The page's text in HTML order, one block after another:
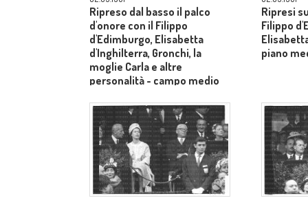
Ripreso dal basso il palco
d'onore con il Filippo
d'Edimburgo, Elisabetta
d'Inghilterra, Gronchi, la
moglie Carla e altre
personalità - campo medio
Ripresi
Filippo
piano